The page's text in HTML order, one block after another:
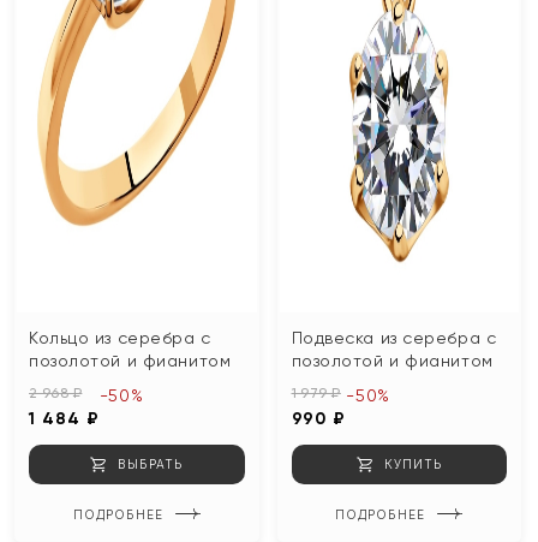
Кольцо из серебра с
позолотой и фианитом
2 968 ₽
1 484 ₽
-50%
ВЫБРАТЬ
ПОДРОБНЕЕ
Подвеска из серебра с
позолотой и фианитом
1 979 ₽
990 ₽
-50%
КУПИТЬ
ПОДРОБНЕЕ